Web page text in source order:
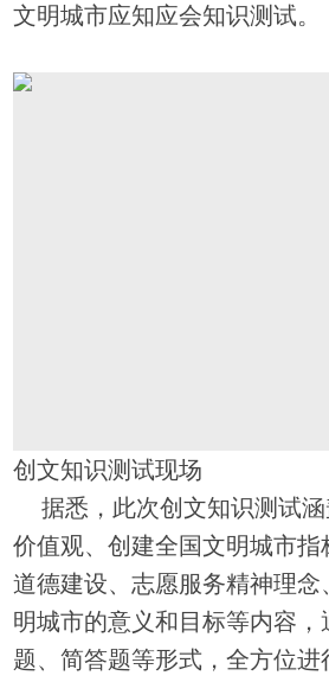
文明城市应知应会知识测试。
创文知识测试现场
据悉，此次创文知识测试涵
价值观、创建全国文明城市指
道德建设、志愿服务精神理念
明城市的意义和目标等内容
题、简答题等形式，全方位进